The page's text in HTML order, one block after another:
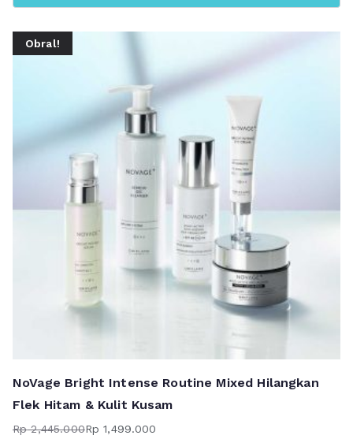
Obral!
NoVage Bright Intense Routine Mixed Hilangkan
Flek Hitam & Kulit Kusam
Rp2,445.000Rp 1,499.000